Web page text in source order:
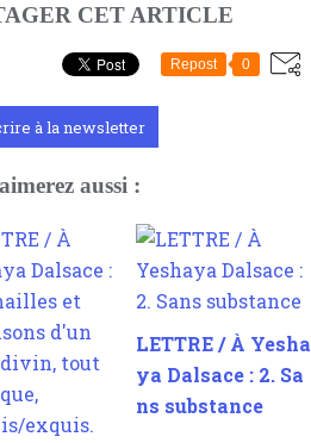
CET ARTICLE
Repost 0
à la newsletter
aussi :
LETTRE / À Yesha
ya Dalsace : 2. Sa
ns substance